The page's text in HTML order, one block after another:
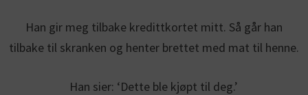
Han gir meg tilbake kredittkortet mitt. Så går han
tilbake til skranken og henter brettet med mat til henne.
Han sier: ‘Dette ble kjøpt til deg.’